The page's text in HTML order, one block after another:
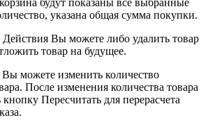
будут показаны все выбранные
указана общая сумма покупки.
Вы можете либо удалить товар
товар на будущее.
можете изменить количество
После изменения количества товара
Пересчитать для перерасчета